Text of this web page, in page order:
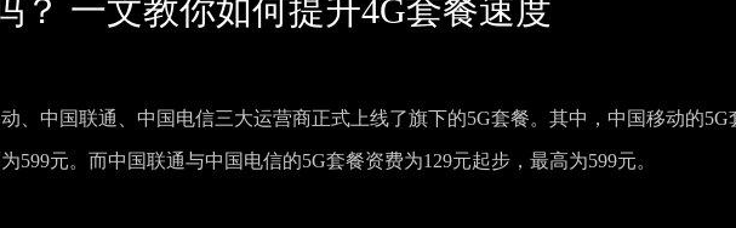
？ 一文教你如何提升4G套餐速度
、中国联通、中国电信三大运营商正式上线了旗下的5G套餐。其中，中国移动的5G
599元。而中国联通与中国电信的5G套餐资费为129元起步，最高为599元。